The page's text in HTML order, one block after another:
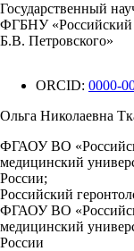
Государственный
ФГБНУ «Российский
Б.В. Петровского»
ORCID: 0000-
Ольга Николаевна
ФГАОУ ВО
медицинский
России;
Российский
ФГАОУ ВО
медицинский
России